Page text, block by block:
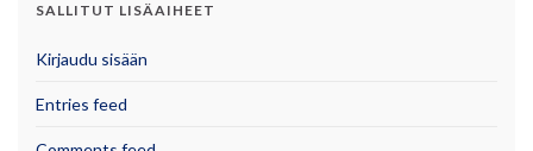
SALLITUT LISÄAIHEET
Kirjaudu sisään
Entries feed